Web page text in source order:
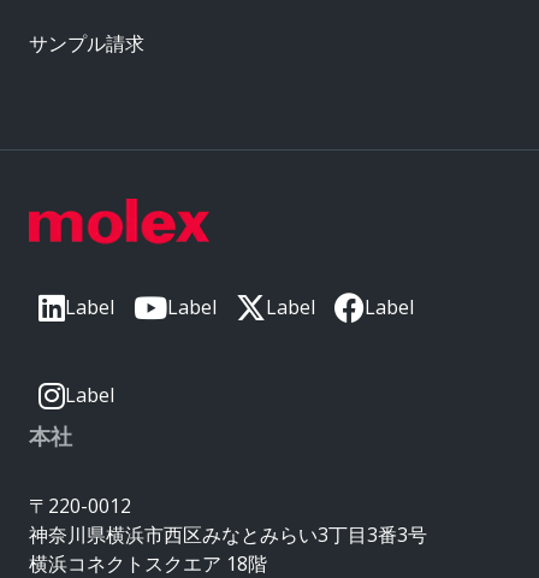
Label Label Label Label
Label
本社
〒220-0012
神奈川県横浜市西区みなとみらい3丁目3番3号
横浜コネクトスクエア 18階
サンプル請求